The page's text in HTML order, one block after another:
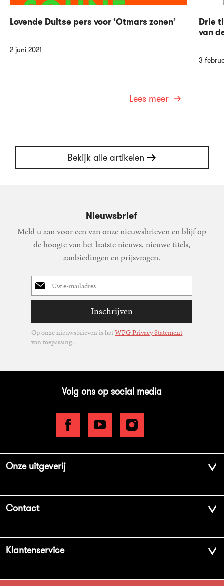
2 juni 2021
Lovende Duitse pers voor ‘Otmars zonen’
Lees meer
3
Drie
van
Bekijk alle artikelen
Nieuwsbrief
Meld u aan voor een van onze nieuwsbrieven en blijf op
de hoogte van het laatste nieuws, nieuwe titels,
aanbiedingen en prijsvragen.
E-
mailadres
Inschrijven
Op onze nieuwsbrieven is hetWPG Privacy Statement
van toepassing.
Volg ons op social media
Onze uitgeverij
Aanbiedingsbrochures
Vacatures
Contact
Klantenservice